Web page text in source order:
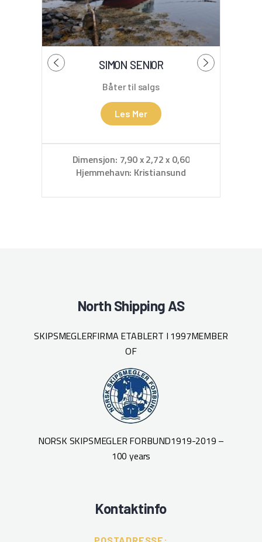
SIMON SENIOR
Båter til salgs
Les Mer
Dimensjon: 7,90 x 2,72 x 0,60
Hjemmehavn: Kristiansund
North Shipping AS
SKIPSMEGLERFIRMA ETABLERT I 1997MEMBER
OF
NORSK SKIPSMEGLER FORBUND1919-2019 –
100 years
Kontaktinfo